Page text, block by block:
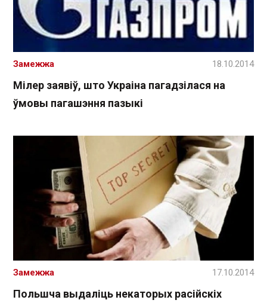
Мілер заявіў, што Украіна пагадзілася на
ўмовы пагашэння пазыкі
Замежжа 18.10.2014
Польшча выдаліць некаторых расійскіх
Замежжа 17.10.2014